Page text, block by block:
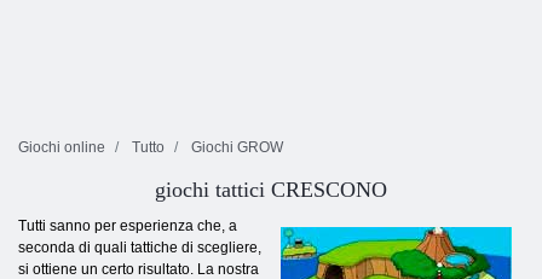
Giochi online Tutto Giochi GROW
giochi tattici CRESCONO
Tutti sanno per esperienza che, a
seconda di quali tattiche di scegliere,
si ottiene un certo risultato. La nostra